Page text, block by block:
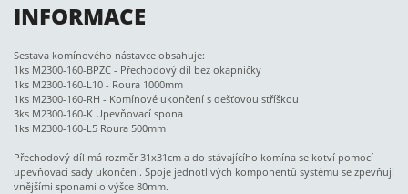
INFORMACE
Sestava komínového nástavce obsahuje:
1ks M2300-160-BPZC - Přechodový díl bez okapničky
1ks M2300-160-L10 - Roura 1000mm
1ks M2300-160-RH - Komínové ukončení s dešťovou stříškou
3ks M2300-160-K Upevňovací spona
1ks M2300-160-L5 Roura 500mm
Přechodový díl má rozměr 31x31cm a do stávajícího komína se kotví pomocí
upevňovací sady ukončení. Spoje jednotlivých komponentů systému se zpevňují
vnějšími sponami o výšce 80mm.